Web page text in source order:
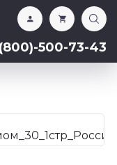
500-73-43